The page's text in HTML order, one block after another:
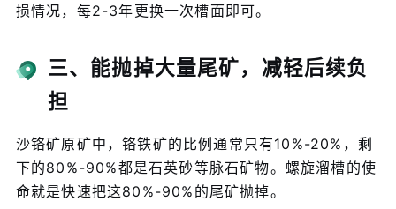
损情况，每2-3年更换一次槽面即可。
三、能抛掉大量尾矿，减轻后续负
担
沙铬矿原矿中，铬铁矿的比例通常只有10%-20%，剩
下的80%-90%都是石英砂等脉石矿物。螺旋溜槽的使
命就是快速把这80%-90%的尾矿抛掉。